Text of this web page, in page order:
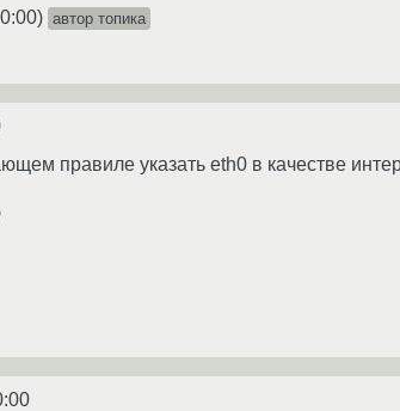
) автор топика
правиле указать eth0 в качестве